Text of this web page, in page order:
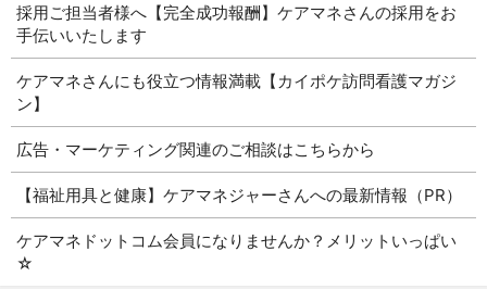
採用ご担当者様へ【完全成功報酬】ケアマネさんの採用をお
手伝いいたします
ケアマネさんにも役立つ情報満載【カイポケ訪問看護マガジ
ン】
広告・マーケティング関連のご相談はこちらから
【福祉用具と健康】ケアマネジャーさんへの最新情報（PR）
ケアマネドットコム会員になりませんか？メリットいっぱい
☆